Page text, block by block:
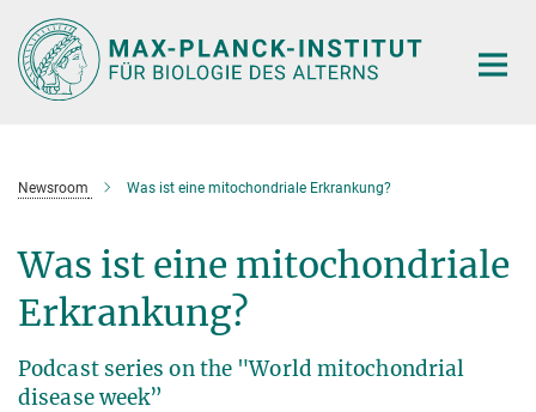
Hauptinhalt
Newsroom Was ist eine mitochondriale Erkrankung?
Was ist eine mitochondriale
Erkrankung?
Podcast series on the "World mitochondrial
disease week”